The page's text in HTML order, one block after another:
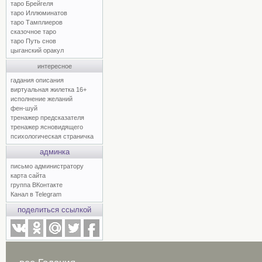
таро Брейгеля
таро Иллюминатов
таро Тамплиеров
сказочное таро
таро Путь снов
цыганский оракул
интересное
гадания описания
виртуальная жилетка 16+
исполнение желаний
фен-шуй
тренажер предсказателя
тренажер ясновидящего
психологическая страничка
админка
письмо администратору
карта сайта
группа ВКонтакте
Канал в Telegram
поделиться ссылкой